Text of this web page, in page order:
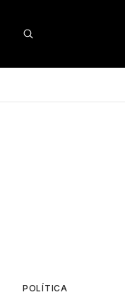
POLÍTICA